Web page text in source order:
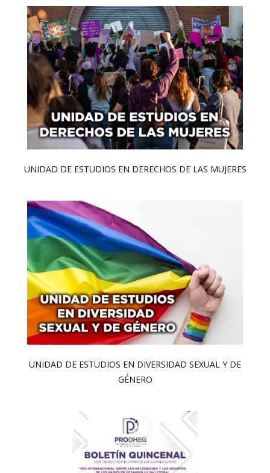
UNIDAD DE ESTUDIOS EN DERECHOS DE LAS MUJERES
UNIDAD DE ESTUDIOS EN DIVERSIDAD SEXUAL Y DE
GÉNERO